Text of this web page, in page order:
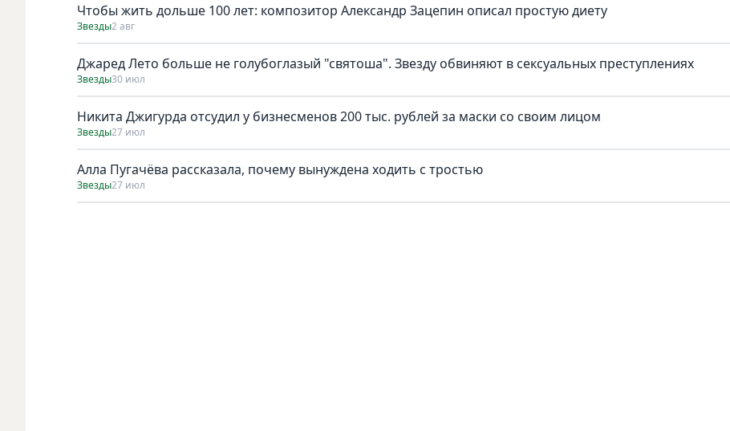
Чтобы жить дольше 100 лет: композитор Александр Зацепин описал простую диету
Звезды2 авг
Джаред Лето больше не голубоглазый "святоша". Звезду обвиняют в сексуальных преступлениях
Звезды30 июл
Никита Джигурда отсудил у бизнесменов 200 тыс. рублей за маски со своим лицом
Звезды27 июл
Алла Пугачёва рассказала, почему вынуждена ходить с тростью
Звезды27 июл